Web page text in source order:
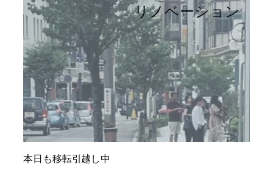
リノベーション
本日も移転引越し中